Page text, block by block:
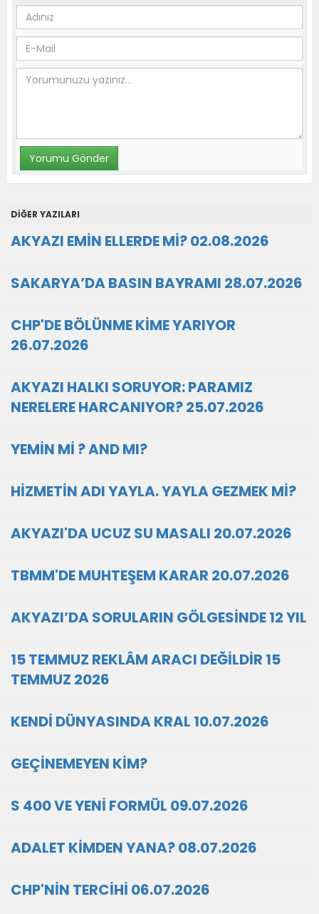
DİĞER YAZILARI
AKYAZI EMİN ELLERDE Mİ? 02.08.2026
SAKARYA’DA BASIN BAYRAMI 28.07.2026
CHP'DE BÖLÜNME KİME YARIYOR
26.07.2026
AKYAZI HALKI SORUYOR: PARAMIZ
NERELERE HARCANIYOR? 25.07.2026
YEMİN Mİ ? AND MI?
HİZMETİN ADI YAYLA. YAYLA GEZMEK Mİ?
AKYAZI'DA UCUZ SU MASALI 20.07.2026
TBMM'DE MUHTEŞEM KARAR 20.07.2026
AKYAZI’DA SORULARIN GÖLGESİNDE 12 YIL
15 TEMMUZ REKLÂM ARACI DEĞİLDİR 15
TEMMUZ 2026
KENDİ DÜNYASINDA KRAL 10.07.2026
GEÇİNEMEYEN KİM?
S 400 VE YENİ FORMÜL 09.07.2026
ADALET KİMDEN YANA? 08.07.2026
CHP'NİN TERCİHİ 06.07.2026